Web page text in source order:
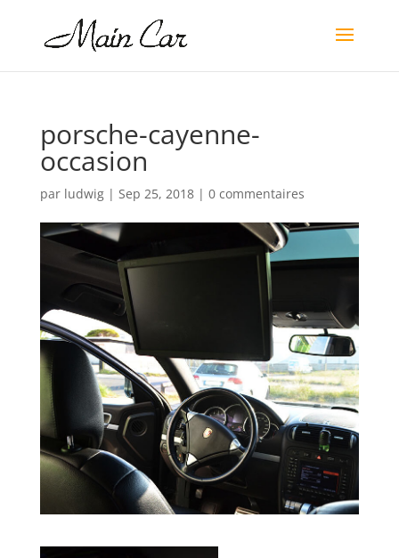
porsche-cayenne-
occasion
par ludwig| Sep 25, 2018| 0 commentaires